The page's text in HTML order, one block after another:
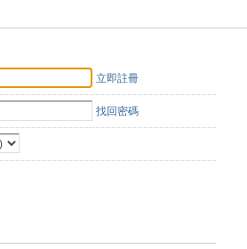
立即註冊
找回密碼